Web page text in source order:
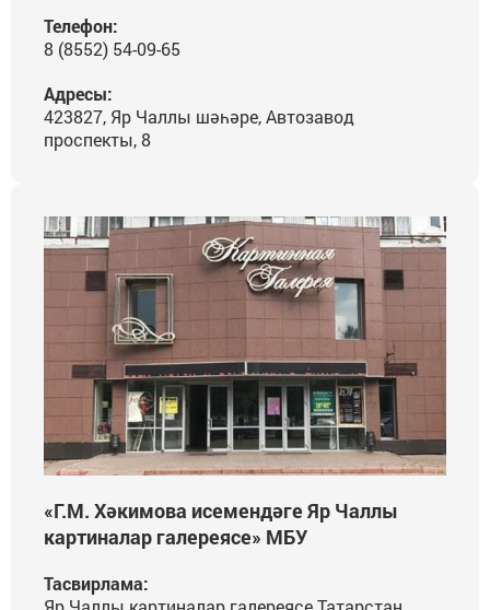
Телефон:
8 (8552) 54-09-65
Адресы:
423827, Яр Чаллы шәһәре, Автозавод
проспекты, 8
«Г.М. Хәкимова исемендәге Яр Чаллы
картиналар галереясе» МБУ
Тасвирлама: